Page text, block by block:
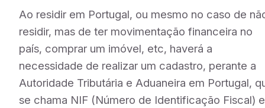
Ao residir em Portugal, ou mesmo no caso de
residir, mas de ter movimentação financeira no
país, comprar um imóvel, etc, haverá a
necessidade de realizar um cadastro, perante a
Autoridade Tributária e Aduaneira em Portugal,
se chama NIF (Número de Identificação Fiscal) e